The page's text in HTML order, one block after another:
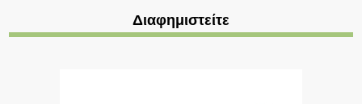
Διαφημιστείτε